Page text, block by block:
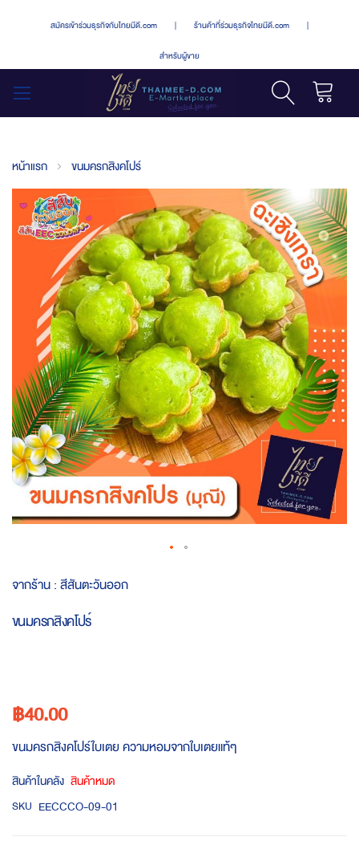
สมัครเข้าร่วมธุรกิจกับไทยมีดี.com | ร้านค้าที่ร่วมธุรกิจไทยมีดี.com |
สำหรับผู้ขาย
หน้าแรก ขนมครกสิงคโปร์
Skip
to
the
images
gallery
to
beginning
จากร้าน :สีสันตะวันออก
ขนมครกสิงคโปร์
฿40.00
ขนมครกสิงคโปร์ใบเตย ความหอมจากใบเตยแท้ๆ
สินค้าในคลัง สินค้าหมด
SKU EECCCO-09-01